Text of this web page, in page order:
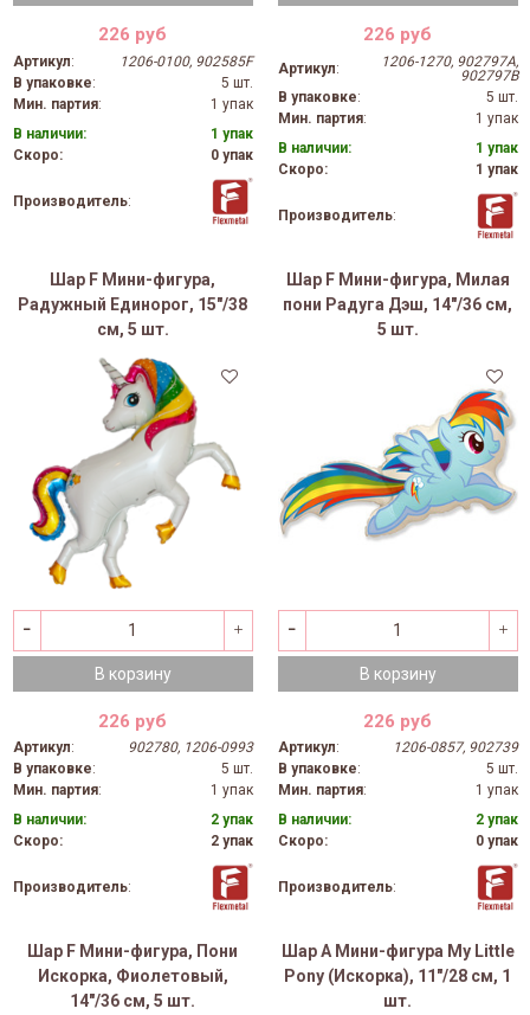
226 руб
Артикул:
1206-0100, 902585F
В упаковке:
5 шт.
Мин. партия:
1 упак
В наличии:
1 упак
Скоро:
0 упак
Производитель:
226 руб
Артикул:
1206-1270, 902797A,
902797B
В упаковке:
5 шт.
Мин. партия:
1 упак
В наличии:
1 упак
Скоро:
1 упак
Производитель:
Шар F Мини-фигура,
Радужный Единорог, 15"/38
см, 5 шт.
В корзину
226 руб
Артикул:
902780, 1206-0993
В упаковке:
5 шт.
Мин. партия:
1 упак
В наличии:
2 упак
Скоро:
2 упак
Производитель:
Шар F Мини-фигура, Милая
пони Радуга Дэш, 14"/36 см,
5 шт.
В корзину
226 руб
Артикул:
1206-0857, 902739
В упаковке:
5 шт.
Мин. партия:
1 упак
В наличии:
2 упак
Скоро:
0 упак
Производитель:
Шар F Мини-фигура, Пони
Искорка, Фиолетовый,
14"/36 см, 5 шт.
Шар А Мини-фигура My Little
Pony (Искорка), 11"/28 см, 1
шт.